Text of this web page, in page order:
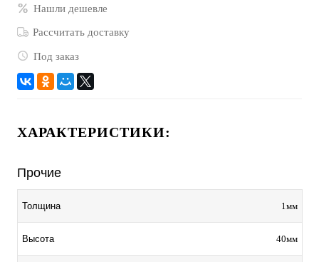
Нашли дешевле
Рассчитать доставку
Под заказ
ХАРАКТЕРИСТИКИ:
Прочие
Толщина 1мм
Высота 40мм